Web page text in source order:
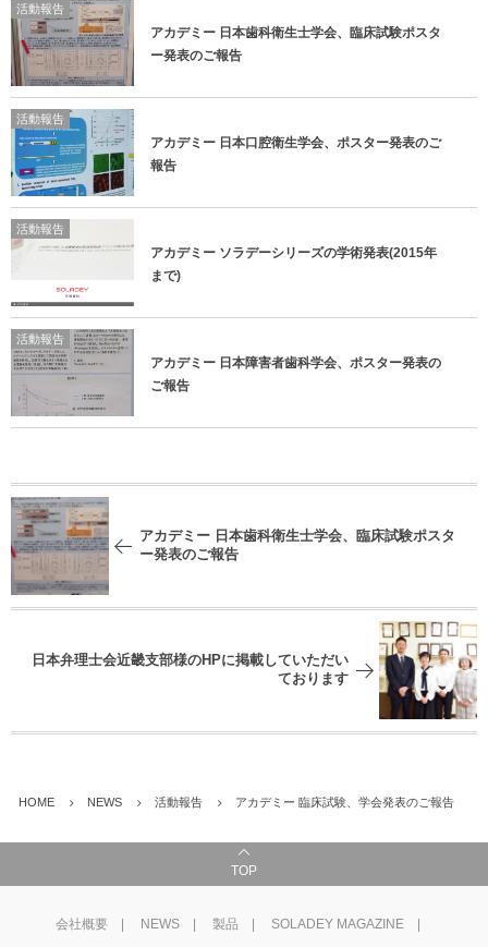
活動報告
アカデミー 日本歯科衛生士学会、臨床試験ポスタ
ー発表のご報告
活動報告
アカデミー 日本口腔衛生学会、ポスター発表のご
報告
活動報告
アカデミー ソラデーシリーズの学術発表(2015年
まで)
活動報告
アカデミー 日本障害者歯科学会、ポスター発表の
ご報告
アカデミー 日本歯科衛生士学会、臨床試験ポスタ
ー発表のご報告
日本弁理士会近畿支部様のHPに掲載していただい
ております
HOME NEWS 活動報告 アカデミー 臨床試験、学会発表のご報告
TOP
会社概要 NEWS 製品 SOLADEY MAGAZINE